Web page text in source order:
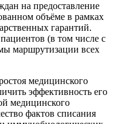
на предоставление
объёме в рамках
гарантий.
(в том числе с
маршрутизации всех
медицинского
эффективность его
медицинского
фактов списания